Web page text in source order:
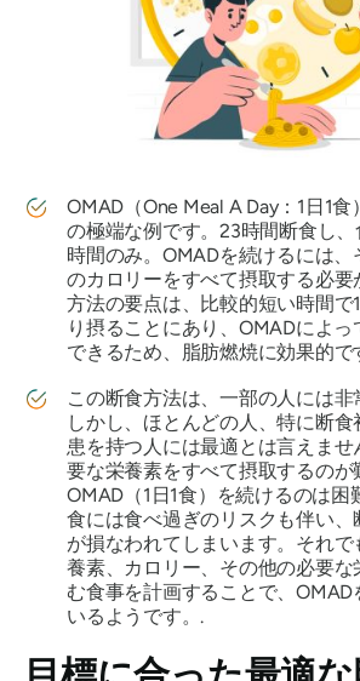
OMAD（One Meal A Day：1日1
の極端な例です。23時間断食し、
時間のみ。OMADを続けるには、
のカロリーをすべて摂取する必
方法の要点は、比較的短い時間で
り摂ることにあり、OMADによっ
できるため、脂肪燃焼に効果的で
この断食方法は、一部の人には非
しかし、ほとんどの人、特に断
患を持つ人には最適とは言えませ
要な栄養素をすべて摂取するのが
OMAD（1日1食）を続けるのは困
食には食べ過ぎのリスクも伴い
が損なわれてしまいます。それ
養素、カロリー、その他の必要
む食事を計画することで、OMAD
いるようです。.